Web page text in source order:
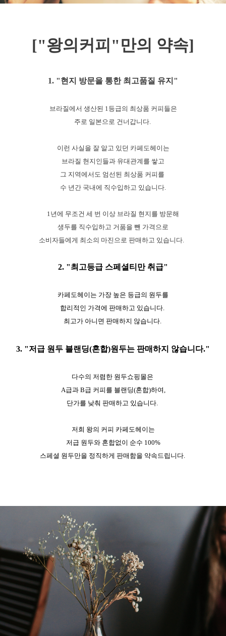
["왕의커피"만의 약속]
1. "현지 방문을 통한 최고품질 유지"
브라질에서 생산된 1등급의 최상품 커피들은
주로 일본으로 건너갑니다.
이런 사실을 잘 알고 있던 카페도헤이는
브라질 현지인들과 유대관계를 쌓고
그 지역에서도 엄선된 최상품 커피를
수 년간 국내에 직수입하고 있습니다.
1년에 무조건 세 번 이상 브라질 현지를 방문해
생두를 직수입하고 거품을 뺀 가격으로
소비자들에게 최소의 마진으로 판매하고 있습니다.
2. "최고등급 스페셜티만 취급"
카페도헤이는 가장 높은 등급의 원두를
합리적인 가격에 판매하고 있습니다.
최고가 아니면 판매하지 않습니다.
3. "저급 원두 블랜딩(혼합)원두는 판매하지 않습니다."
다수의 저렴한 원두쇼핑몰은
A급과 B급 커피를 블랜딩(혼합)하여,
단가를 낮춰 판매하고 있습니다.
저희 왕의 커피 카페도헤이는
저급 원두와 혼합없이 순수 100%
스페셜 원두만을 정직하게 판매함을 약속드립니다.